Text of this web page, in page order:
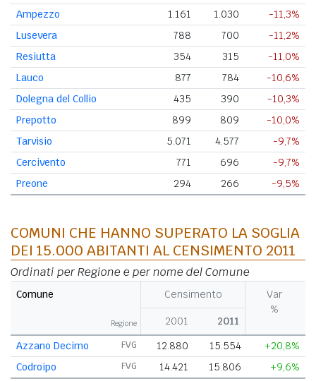
Ampezzo
1.161 1.030
-11,3%
Lusevera
788 700
-11,2%
Resiutta
354 315
-11,0%
Lauco
877 784
-10,6%
Dolegna del Collio
435 390
-10,3%
Prepotto
899 809
-10,0%
Tarvisio
5.071 4.577
-9,7%
Cercivento
771 696
-9,7%
Preone
294 266 -9,5%
COMUNI CHE HANNO SUPERATO LA SOGLIA
DEI 15.000 ABITANTI AL CENSIMENTO 2011
Ordinati per Regione e per nome del Comune
Comune Censimento
Var
%
Regione 2001 2011
FVG
Azzano Decimo 12.880 15.554 +20,8%
FVG
Codroipo 14.421 15.806 +9,6%